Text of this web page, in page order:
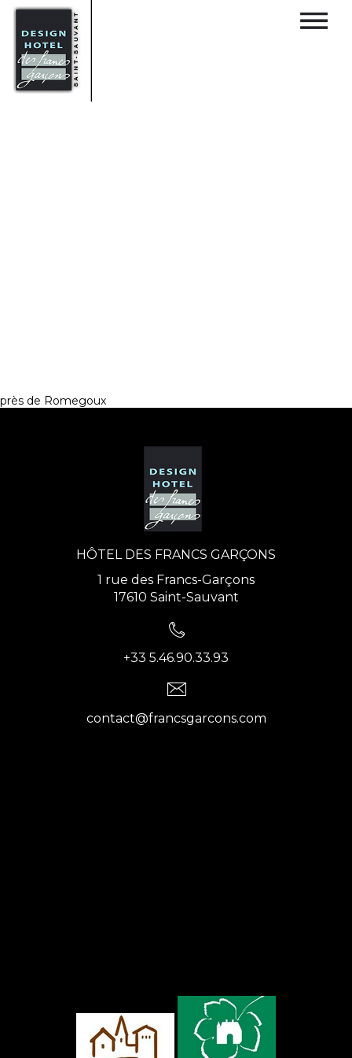
près de Romegoux
HÔTEL DES FRANCS GARÇONS
1 rue des Francs-Garçons
17610 Saint-Sauvant
+33 5.46.90.33.93
contact@francsgarcons.com